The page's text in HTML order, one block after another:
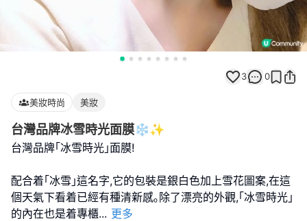
3 0
美妝時尚 美妝
台灣品牌冰雪時光面膜❄️✨
台灣品牌｢冰雪時光｣面膜!
配合着｢冰雪｣這名字,它的包裝是銀白色加上雪花圖案,在這
個天氣下看着已經有種清新感｡除了漂亮的外觀,｢冰雪時光｣
的內在也是着專櫃... 更多